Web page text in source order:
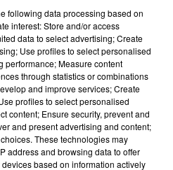
Maroc
DU DIALOGUE,
ATTAQUES
following data processing based on
interest: Store and/or access
data to select advertising; Create
Use profiles to select personalised
performance; Measure content
through statistics or combinations
and improve services; Create
profiles to select personalised
content; Ensure security, prevent and
and present advertising and content;
These technologies may
address and browsing data to offer
based on information actively